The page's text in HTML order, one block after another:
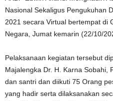
Nasional Sekaligus Pengukuhan
2021 secara Virtual bertempat di
Negara, Jumat kemarin (22/10/
Pelaksanaan kegiatan tersebut
Majalengka Dr. H. Karna Sobahi,
dan santri dan diikuti 75 Orang
yang hadir serta dilaksanakan